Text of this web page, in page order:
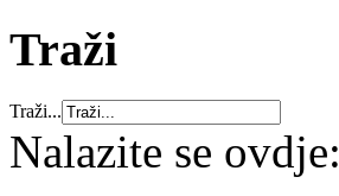
Traži
Traži...
Nalazite se ovdje: